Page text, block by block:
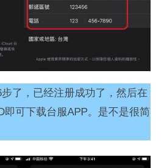
了，已经注册成功了，然后在
即可下载台服APP。是不是很简